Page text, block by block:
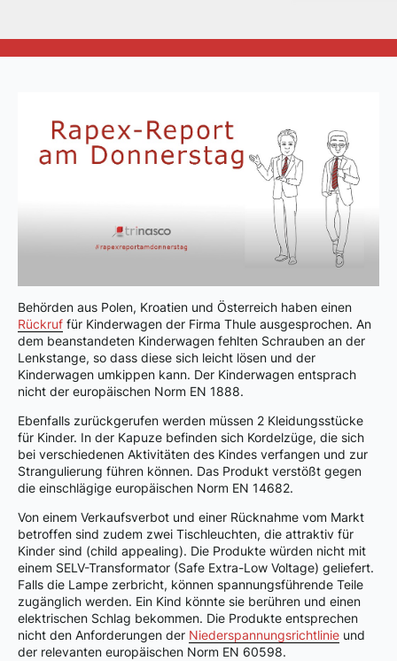
Behörden aus Polen, Kroatien und Österreich haben einen
Rückruf für Kinderwagen der Firma Thule ausgesprochen. An
dem beanstandeten Kinderwagen fehlten Schrauben an der
Lenkstange, so dass diese sich leicht lösen und der
Kinderwagen umkippen kann. Der Kinderwagen entsprach
nicht der europäischen Norm EN 1888.
Ebenfalls zurückgerufen werden müssen 2 Kleidungsstücke
für Kinder. In der Kapuze befinden sich Kordelzüge, die sich
bei verschiedenen Aktivitäten des Kindes verfangen und zur
Strangulierung führen können. Das Produkt verstößt gegen
die einschlägige europäischen Norm EN 14682.
Von einem Verkaufsverbot und einer Rücknahme vom Markt
betroffen sind zudem zwei Tischleuchten, die attraktiv für
Kinder sind (child appealing). Die Produkte würden nicht mit
einem SELV-Transformator (Safe Extra-Low Voltage) geliefert.
Falls die Lampe zerbricht, können spannungsführende Teile
zugänglich werden. Ein Kind könnte sie berühren und einen
elektrischen Schlag bekommen. Die Produkte entsprechen
nicht den Anforderungen der Niederspannungsrichtlinie und
der relevanten europäischen Norm EN 60598.